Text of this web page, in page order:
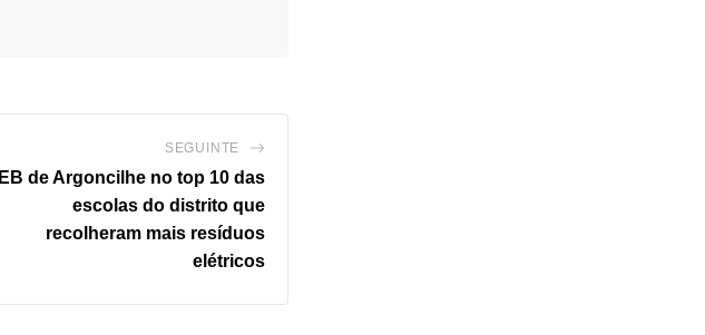
SEGUINTE
EB de Argoncilhe no top 10 das
escolas do distrito que
recolheram mais resíduos
elétricos